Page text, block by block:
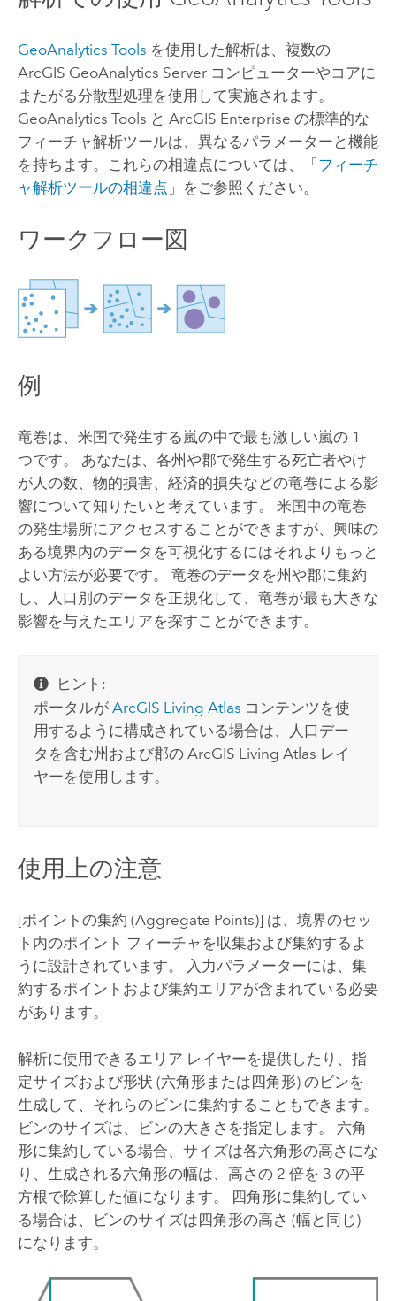
GeoAnalytics Tools を使用した解析は、複数の
ArcGIS GeoAnalytics Serverコンピューターやコアに
またがる分散型処理を使用して実施されます。
GeoAnalytics Tools と ArcGIS Enterprise の標準的な
フィーチャ解析ツールは、異なるパラメーターと機能
を持ちます。これらの相違点については、「フィーチ
ャ解析ツールの相違点 」をご参照ください。
ワークフロー図
例
竜巻は、米国で発生する嵐の中で最も激しい嵐の 1
つです。 あなたは、各州や郡で発生する死亡者やけ
が人の数、物的損害、経済的損失などの竜巻による影
響について知りたいと考えています。 米国中の竜巻
の発生場所にアクセスすることができますが、興味の
ある境界内のデータを可視化するにはそれよりもっと
よい方法が必要です。 竜巻のデータを州や郡に集約
し、人口別のデータを正規化して、竜巻が最も大きな
影響を与えたエリアを探すことができます。
ヒント:
ポータルがArcGIS Living Atlas コンテンツを使
用するように構成されている場合は、人口デー
タを含む州および郡のArcGIS Living Atlas レイ
ヤーを使用します。
使用上の注意
[ポイントの集約 (Aggregate Points)] は、境界のセッ
ト内のポイント フィーチャを収集および集約するよ
うに設計されています。 入力パラメーターには、集
約するポイントおよび集約エリアが含まれている必要
があります。
解析に使用できるエリア レイヤーを提供したり、指
定サイズおよび形状 (六角形または四角形) のビンを
生成して、それらのビンに集約することもできます。
ビンのサイズは、ビンの大きさを指定します。 六角
形に集約している場合、サイズは各六角形の高さにな
り、生成される六角形の幅は、高さの 2 倍を 3 の平
方根で除算した値になります。 四角形に集約してい
る場合は、ビンのサイズは四角形の高さ (幅と同じ)
になります。